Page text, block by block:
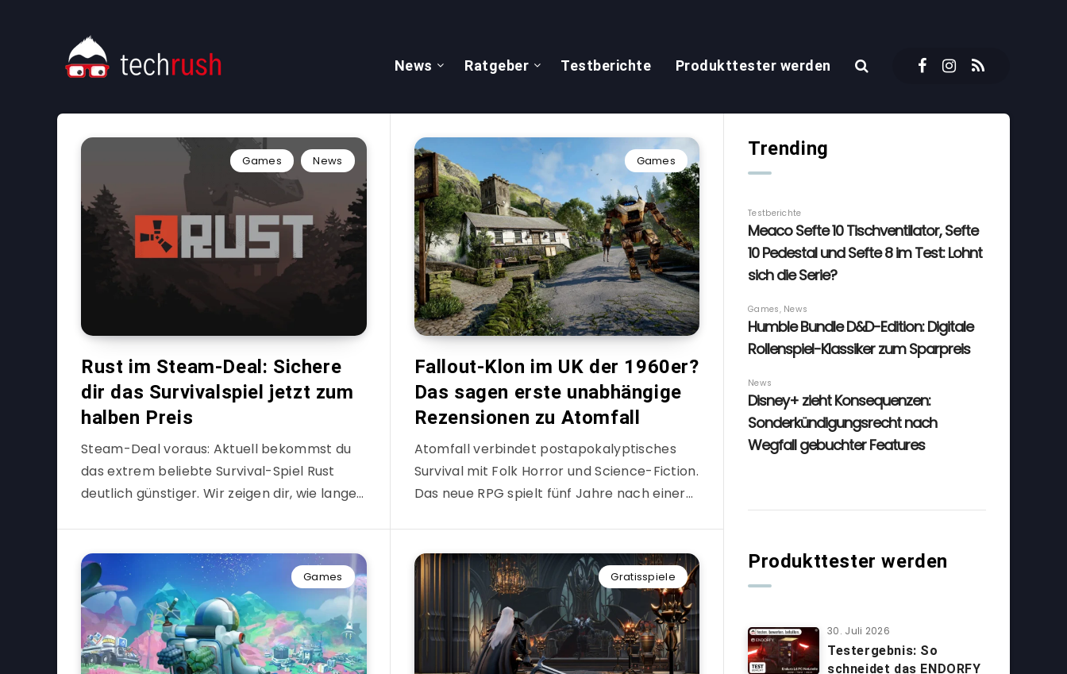
News Ratgeber Testberichte Produkttester werden
Games News
Rust im Steam-Deal: Sichere
dir das Survivalspiel jetzt zum
halben Preis
Steam-Deal voraus: Aktuell bekommst du
das extrem beliebte Survival-Spiel Rust
deutlich günstiger. Wir zeigen dir, wie lange…
Games
Fallout-Klon im UK der 1960er?
Das sagen erste unabhängige
Rezensionen zu Atomfall
Atomfall verbindet postapokalyptisches
Survival mit Folk Horror und Science-Fiction.
Das neue RPG spielt fünf Jahre nach einer…
Games Gratisspiele
Trending
Produkttester werden
30. Juli 2026
Testergebnis: So
schneidet das ENDORFY